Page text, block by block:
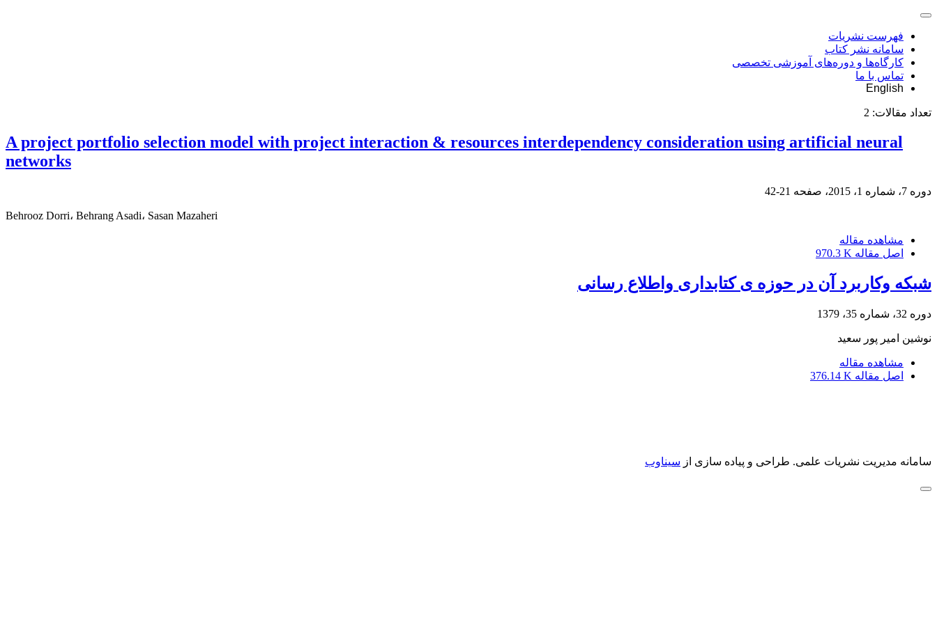
فهرست نشریات
سامانه نشر کتاب
کارگاه‌ها و دوره‌های آموزشی تخصصی
تماس با ما
English
تعداد مقالات: 2
A project portfolio selection model with project interaction & resources interdependency consideration using artificial neural
networks
دوره 7، شماره 1، 2015، صفحه 21-42
Behrooz Dorri، Behrang Asadi، Sasan Mazaheri
مشاهده مقاله
اصل مقاله 970.3 K
شبکه وکاربرد آن در حوزه ی کتابداری واطلاع رسانی
دوره 32، شماره 35، 1379
نوشین امیر پور سعید
مشاهده مقاله
اصل مقاله 376.14 K
سامانه مدیریت نشریات علمی. طراحی و پیاده سازی از سیناوب